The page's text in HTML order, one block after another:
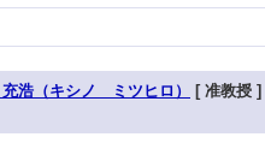
浩（キシノ ミツヒロ） [ 准教授 ]